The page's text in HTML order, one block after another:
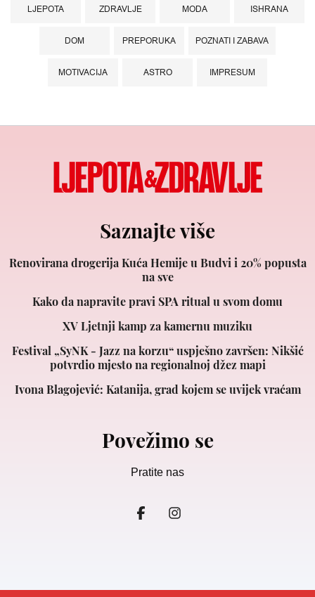
LJEPOTA ZDRAVLJE MODA ISHRANA
DOM PREPORUKA POZNATI I ZABAVA
MOTIVACIJA ASTRO IMPRESUM
Saznajte više
Renovirana drogerija Kuća Hemije u Budvi i 20% popusta
na sve
Kako da napravite pravi SPA ritual u svom domu
XV Ljetnji kamp za kamernu muziku
Festival „SyNK - Jazz na korzu“ uspješno završen: Nikšić
potvrdio mjesto na regionalnoj džez mapi
Ivona Blagojević: Katanija, grad kojem se uvijek vraćam
Povežimo se
Pratite nas